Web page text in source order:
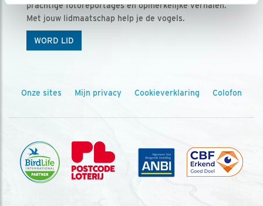
prachtige fotoreportages en opmerkelijke verhalen.
Met jouw lidmaatschap help je de vogels.
WORD LID
Onze sites Mijn privacy Cookieverklaring Colofon